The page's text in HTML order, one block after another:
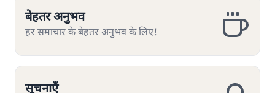
मुश्किल है विपक्षी पार्टियों का कांग्रेस में
विलय, दलों की क्षेत्रीय पहचान का
सवाल
बेहतर अनुभव
हर समाचार के बेहतर अनुभव के लिए!
सूचनाएँ
बेहतर अनुभव
हर समाचार के बेहतर अनुभव के लिए!
सूचनाएँ
बेहतर अनुभव
हर समाचार के बेहतर अनुभव के लिए!
सूचनाएँ
बेहतर अनुभव
हर समाचार के बेहतर अनुभव के लिए!
सूचनाएँ
बेहतर अनुभव
हर समाचार के बेहतर अनुभव के लिए!
सूचनाएँ
बेहतर अनुभव
हर समाचार के बेहतर अनुभव के लिए!
सूचनाएँ
बेहतर अनुभव
हर समाचार के बेहतर अनुभव के लिए!
सूचनाएँ